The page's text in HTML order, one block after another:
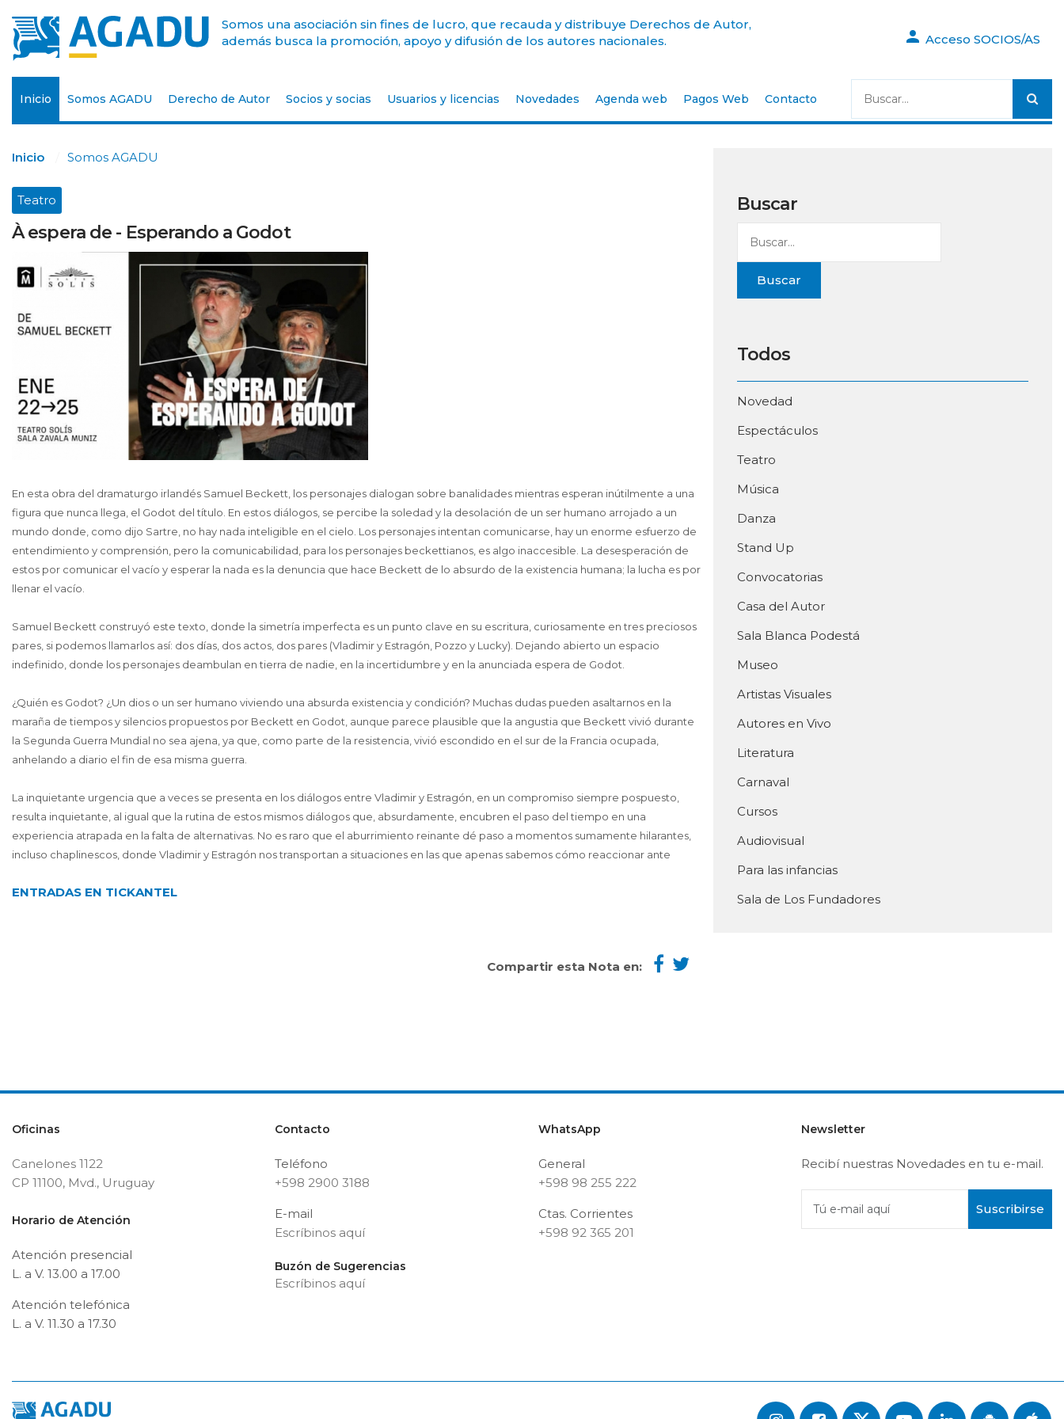
Somos una asociación sin fines de lucro, que recauda y distribuye Derechos de Autor,
además busca la promoción, apoyo y difusión de los autores nacionales.
Acceso SOCIOS/AS
Inicio Somos AGADU Derecho de Autor Socios y socias Usuarios y licencias Novedades Agenda web Pagos Web Contacto
Inicio Somos AGADU
Teatro
À espera de - Esperando a Godot
En esta obra del dramaturgo irlandés Samuel Beckett, los personajes dialogan sobre banalidades mientras esperan inútilmente a una
figura que nunca llega, el Godot del título. En estos diálogos, se percibe la soledad y la desolación de un ser humano arrojado a un
mundo donde, como dijo Sartre, no hay nada inteligible en el cielo. Los personajes intentan comunicarse, hay un enorme esfuerzo de
entendimiento y comprensión, pero la comunicabilidad, para los personajes beckettianos, es algo inaccesible. La desesperación de
estos por comunicar el vacío y esperar la nada es la denuncia que hace Beckett de lo absurdo de la existencia humana; la lucha es por
llenar el vacío.
Samuel Beckett construyó este texto, donde la simetría imperfecta es un punto clave en su escritura, curiosamente en tres preciosos
pares, si podemos llamarlos así: dos días, dos actos, dos pares (Vladimir y Estragón, Pozzo y Lucky). Dejando abierto un espacio
indefinido, donde los personajes deambulan en tierra de nadie, en la incertidumbre y en la anunciada espera de Godot.
¿Quién es Godot? ¿Un dios o un ser humano viviendo una absurda existencia y condición? Muchas dudas pueden asaltarnos en la
maraña de tiempos y silencios propuestos por Beckett en Godot, aunque parece plausible que la angustia que Beckett vivió durante
la Segunda Guerra Mundial no sea ajena, ya que, como parte de la resistencia, vivió escondido en el sur de la Francia ocupada,
anhelando a diario el fin de esa misma guerra.
La inquietante urgencia que a veces se presenta en los diálogos entre Vladimir y Estragón, en un compromiso siempre pospuesto,
resulta inquietante, al igual que la rutina de estos mismos diálogos que, absurdamente, encubren el paso del tiempo en una
experiencia atrapada en la falta de alternativas. No es raro que el aburrimiento reinante dé paso a momentos sumamente hilarantes,
incluso chaplinescos, donde Vladimir y Estragón nos transportan a situaciones en las que apenas sabemos cómo reaccionar ante
ENTRADAS EN TICKANTEL
Compartir esta Nota en:
Buscar
Buscar
Todos
Novedad
Espectáculos
Teatro
Música
Danza
Stand Up
Convocatorias
Casa del Autor
Sala Blanca Podestá
Museo
Artistas Visuales
Autores en Vivo
Literatura
Carnaval
Cursos
Audiovisual
Para las infancias
Sala de Los Fundadores
Oficinas
Canelones 1122
CP 11100, Mvd., Uruguay
Horario de Atención
Atención presencial
L. a V. 13.00 a 17.00
Atención telefónica
L. a V. 11.30 a 17.30
Contacto
Teléfono
+598 2900 3188
E-mail
Escríbinos aquí
Buzón de Sugerencias
Escríbinos aquí
WhatsApp
General
+598 98 255 222
Ctas. Corrientes
+598 92 365 201
Newsletter
Recibí nuestras Novedades en tu e-mail.
Tú e-mail aquí Suscribirse